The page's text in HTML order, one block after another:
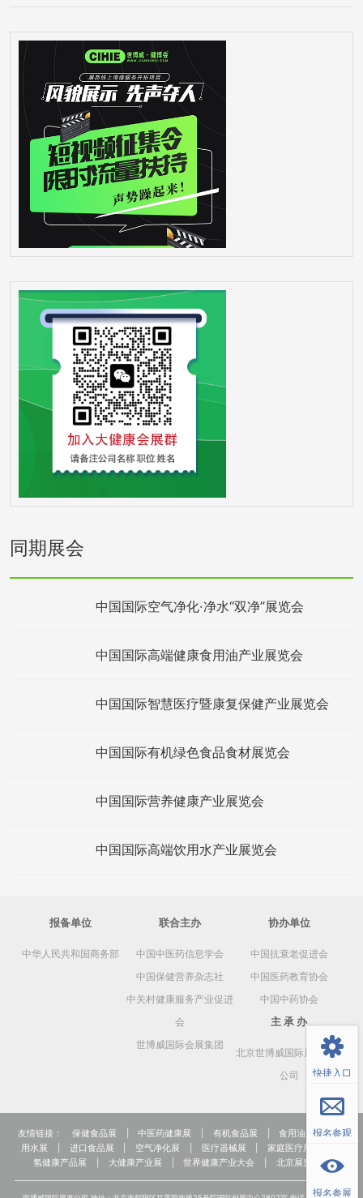
同期展会
中国国际空气净化·净水“双净”展览会
中国国际高端健康食用油产业展览会
中国国际智慧医疗暨康复保健产业展览会
中国国际有机绿色食品食材展览会
中国国际营养健康产业展览会
中国国际高端饮用水产业展览会
报备单位
中华人民共和国商务部
联合主办
中国中医药信息学会
中国保健营养杂志社
中关村健康服务产业促进
会
世博威国际会展集团
协办单位
中国抗衰老促进会
中国医药教育协会
中国中药协会
主 承 办
北京世博威国际展览有限
公司
友情链接： 保健食品展 中医药健康展 有机食品展 食用油展 |
饮
用水展
进口食品展 空气净化展 医疗器械展 家庭医疗用品展
氢健康产品展
大健康产业展 世界健康产业大会 北京展览公司
快捷入口
报名参观
报名参展